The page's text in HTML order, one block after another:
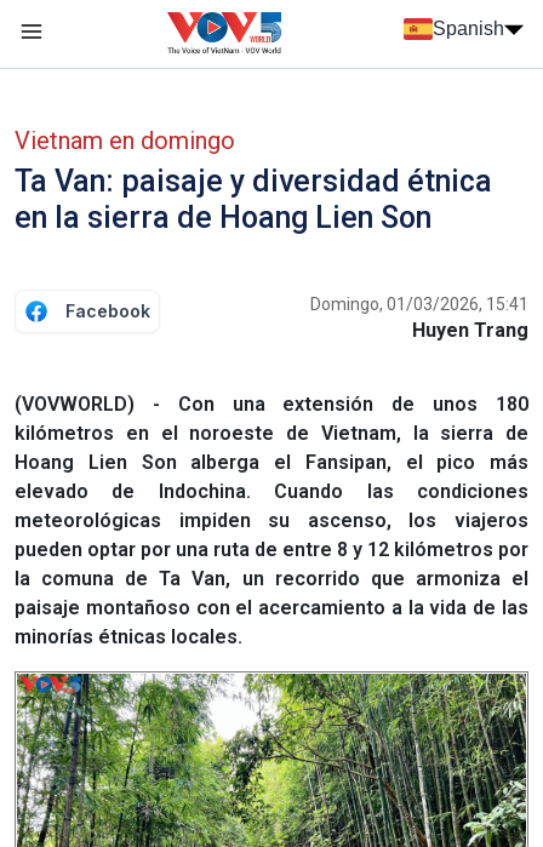
Spanish
Vietnam en domingo
Ta Van: paisaje y diversidad étnica
en la sierra de Hoang Lien Son
Facebook Domingo, 01/03/2026, 15:41
Huyen Trang
(VOVWORLD) - Con una extensión de unos 180
kilómetros en el noroeste de Vietnam, la sierra de
Hoang Lien Son alberga el Fansipan, el pico más
elevado de Indochina. Cuando las condiciones
meteorológicas impiden su ascenso, los viajeros
pueden optar por una ruta de entre 8 y 12 kilómetros por
la comuna de Ta Van, un recorrido que armoniza el
paisaje montañoso con el acercamiento a la vida de las
minorías étnicas locales.